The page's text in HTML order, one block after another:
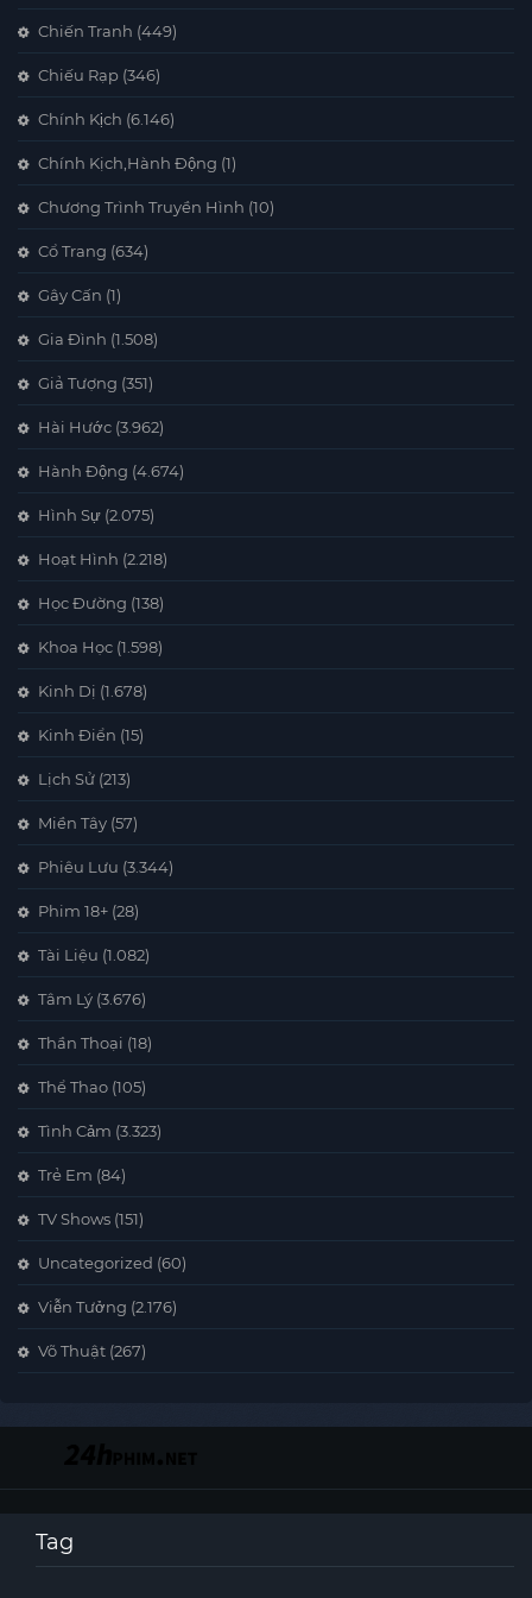
Chiến Tranh (449)
Chiếu Rạp (346)
Chính Kịch (6.146)
Chính Kịch,Hành Động (1)
Chương Trình Truyền Hình (10)
Cổ Trang (634)
Gây Cấn (1)
Gia Đình (1.508)
Giả Tượng (351)
Hài Hước (3.962)
Hành Động (4.674)
Hình Sự (2.075)
Hoạt Hình (2.218)
Học Đường (138)
Khoa Học (1.598)
Kinh Dị (1.678)
Kinh Điển (15)
Lịch Sử (213)
Miền Tây (57)
Phiêu Lưu (3.344)
Phim 18+ (28)
Tài Liệu (1.082)
Tâm Lý (3.676)
Thần Thoại (18)
Thể Thao (105)
Tình Cảm (3.323)
Trẻ Em (84)
TV Shows (151)
Uncategorized (60)
Viễn Tưởng (2.176)
Võ Thuật (267)
Tag